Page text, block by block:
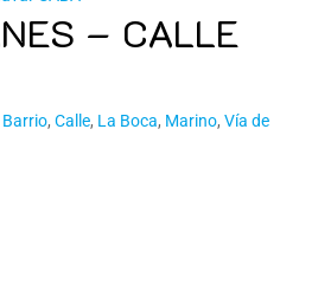
– CALLE
Barrio, Calle, La Boca, Marino, Vía de